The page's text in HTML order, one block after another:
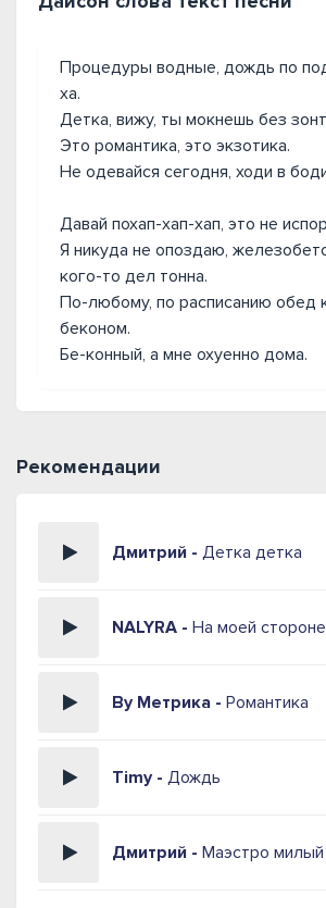
Процедуры водные, дождь по
ха.
Детка, вижу, ты мокнешь без
Это романтика, это экзотика.
Не одевайся сегодня, ходи в
Давай похап-хап-хап, это не
Я никуда не опоздаю,
кого-то дел тонна.
По-любому, по расписанию обед
беконом.
Бе-конный, а мне охуенно дома.
Рекомендации
Дмитрий - Детка детка
NALYRA - На моей
By Метрика - Романтика
Timy - Дождь
Дмитрий - Маэстро милый